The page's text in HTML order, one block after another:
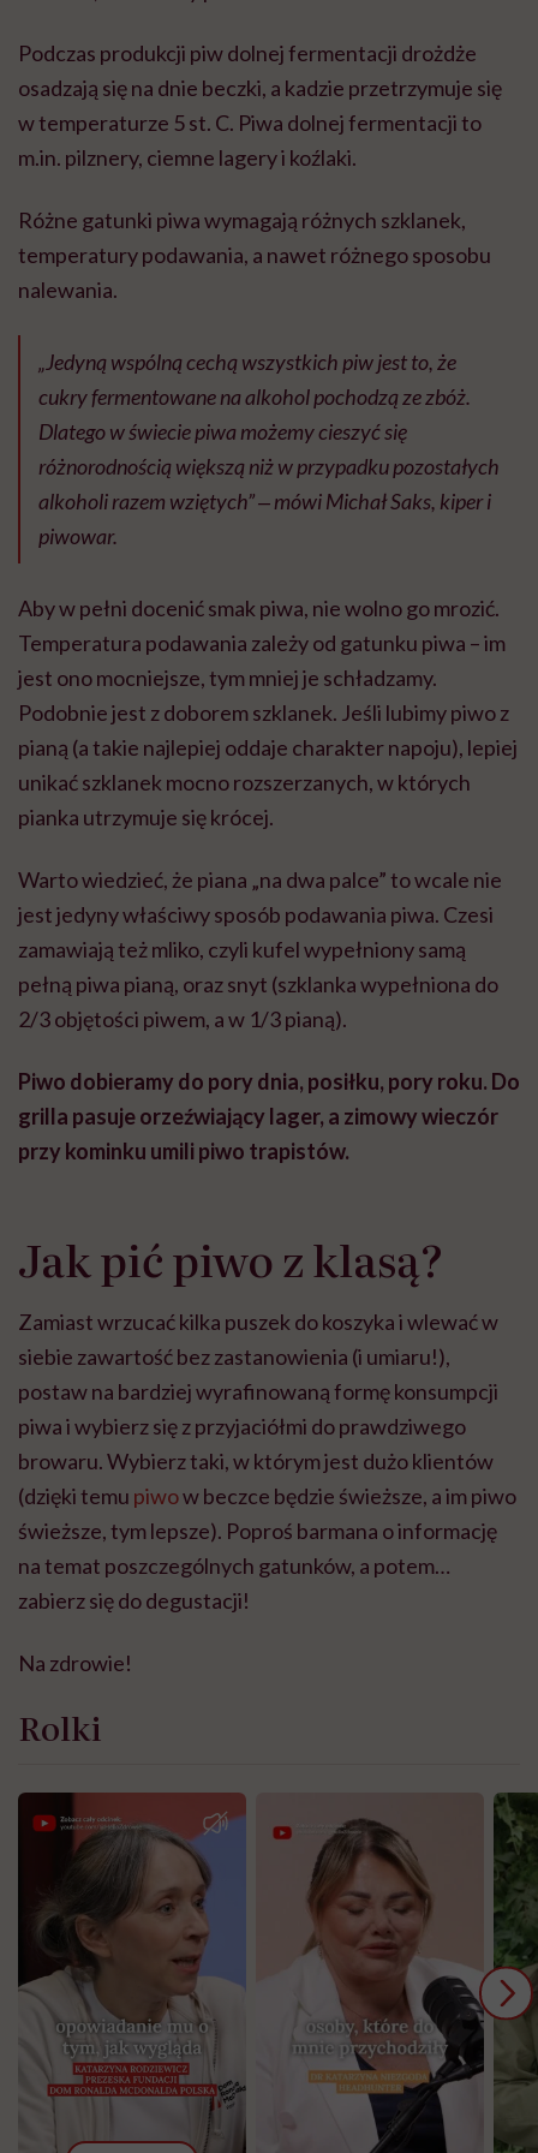
Podczas produkcji piw dolnej fermentacji drożdże
osadzają się na dnie beczki, a kadzie przetrzymuje się
w temperaturze 5 st. C. Piwa dolnej fermentacji to
m.in. pilznery, ciemne lagery i koźlaki.
Różne gatunki piwa wymagają różnych szklanek,
temperatury podawania, a nawet różnego sposobu
nalewania.
„Jedyną wspólną cechą wszystkich piw jest to, że
cukry fermentowane na alkohol pochodzą ze zbóż.
Dlatego w świecie piwa możemy cieszyć się
różnorodnością większą niż w przypadku pozostałych
alkoholi razem wziętych” ‒ mówi Michał Saks, kiper i
piwowar.
Aby w pełni docenić smak piwa, nie wolno go mrozić.
Temperatura podawania zależy od gatunku piwa – im
jest ono mocniejsze, tym mniej je schładzamy.
Podobnie jest z doborem szklanek. Jeśli lubimy piwo z
pianą (a takie najlepiej oddaje charakter napoju), lepiej
unikać szklanek mocno rozszerzanych, w których
pianka utrzymuje się krócej.
Warto wiedzieć, że piana „na dwa palce” to wcale nie
jest jedyny właściwy sposób podawania piwa. Czesi
zamawiają też mliko, czyli kufel wypełniony samą
pełną piwa pianą, oraz snyt (szklanka wypełniona do
2/3 objętości piwem, a w 1/3 pianą).
Piwo dobieramy do pory dnia, posiłku, pory roku. Do
grilla pasuje orzeźwiający lager, a zimowy wieczór
przy kominku umili piwo trapistów.
Jak pić piwo z klasą?
Zamiast wrzucać kilka puszek do koszyka i wlewać w
siebie zawartość bez zastanowienia (i umiaru!),
postaw na bardziej wyrafinowaną formę konsumpcji
piwa i wybierz się z przyjaciółmi do prawdziwego
browaru. Wybierz taki, w którym jest dużo klientów
(dzięki temu piwow beczce będzie świeższe, a im piwo
świeższe, tym lepsze). Poproś barmana o informację
na temat poszczególnych gatunków, a potem…
zabierz się do degustacji!
Na zdrowie!
Rolki